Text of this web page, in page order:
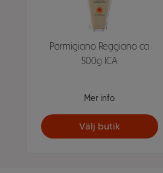
Parmigiano Reggiano ca
500g ICA
Mer info
Välj butik